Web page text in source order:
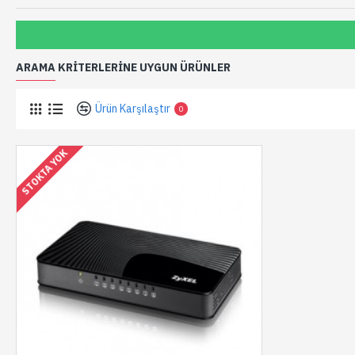
ARAMA KRITERLERINE UYGUN ÜRÜNLER
Ürün Karşılaştır 0
STOKTA YOK